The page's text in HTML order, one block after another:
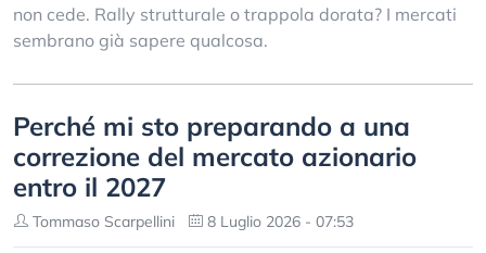
non cede. Rally strutturale o trappola dorata? I mercati
sembrano già sapere qualcosa.
Perché mi sto preparando a una
correzione del mercato azionario
entro il 2027
Tommaso Scarpellini 8 Luglio 2026 - 07:53